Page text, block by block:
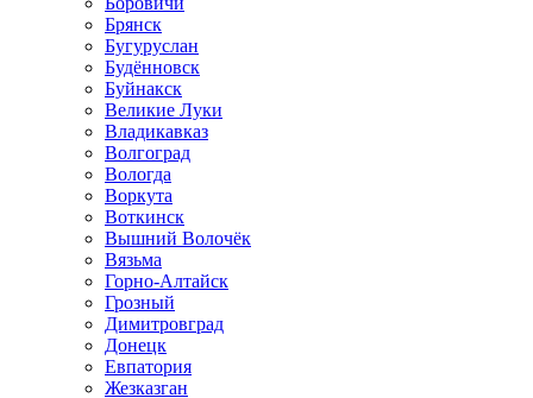
Брянск
Бугуруслан
Будённовск
Буйнакск
Великие Луки
Владикавказ
Волгоград
Вологда
Воркута
Воткинск
Вышний Волочёк
Вязьма
Горно-Алтайск
Грозный
Димитровград
Донецк
Евпатория
Жезказган